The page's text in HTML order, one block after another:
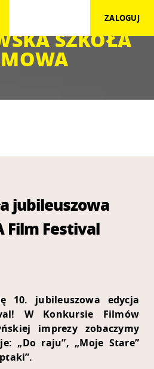
SZKOŁA
ZALOGUJ
jubileuszowa
Film Festival
10. jubileuszowa edycja
! W Konkursie Filmów
imprezy zobaczymy
„Do raju”, „Moje Stare”